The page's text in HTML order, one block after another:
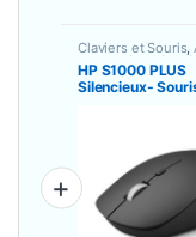
Claviers et Souris,
accessoires,
HP S1000 PLUS
Silencieux-